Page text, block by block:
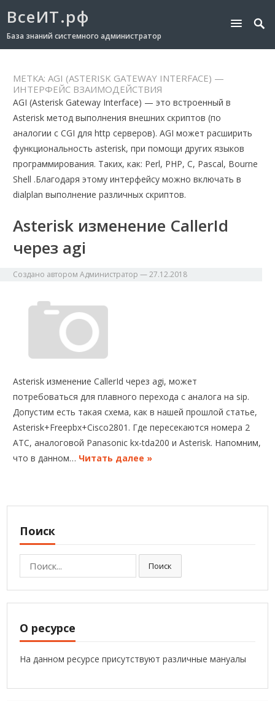
ВсеИТ.рф
База знаний системного администратор
МЕТКА:AGI (ASTERISK GATEWAY INTERFACE) —
ИНТЕРФЕЙС ВЗАИМОДЕЙСТВИЯ
AGI (Asterisk Gateway Interface) — это встроенный в
Asterisk метод выполнения внешних скриптов (по
аналогии с CGI для http серверов). AGI может расширить
функциональность asterisk, при помощи других языков
программирования. Таких, как: Perl, PHP, C, Pascal, Bourne
Shell .Благодаря этому интерфейсу можно включать в
dialplan выполнение различных скриптов.
Asterisk изменение CallerId
через agi
Создано авторомАдминистратор —27.12.2018
Asterisk изменение CallerId через agi, может
потребоваться для плавного перехода с аналога на sip.
Допустим есть такая схема, как в нашей прошлой статье,
Asterisk+Freepbx+Cisco2801. Где пересекаются номера 2
АТС, аналоговой Panasonic kx-tda200 и Asterisk. Напомним,
что в данном… Читать далее »
Поиск
Поиск
О ресурсе
На данном ресурсе присутствуют различные мануалы